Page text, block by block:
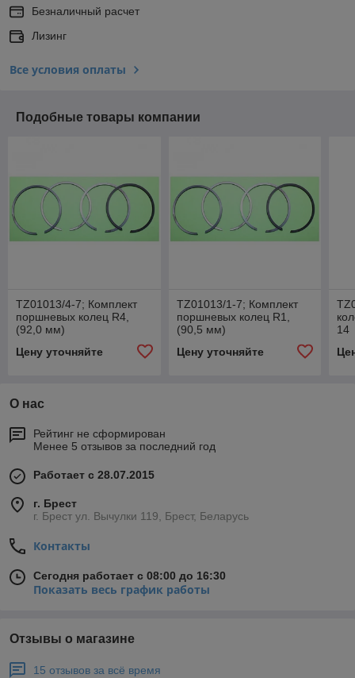
Безналичный расчет
Лизинг
Все условия оплаты
Подобные товары компании
TZ01013/4-7; Комплект
поршневых колец R4,
(92,0 мм)
Цену уточняйте
TZ01013/1-7; Комплект
поршневых колец R1,
(90,5 мм)
Цену уточняйте
14
О нас
Рейтинг не сформирован
Менее 5 отзывов за последний год
Работает с 28.07.2015
г. Брест
г. Брест ул. Вычулки 119, Брест, Беларусь
Контакты
Сегодня работает с 08:00 до 16:30
Показать весь график работы
Отзывы о магазине
15 отзывов за всё время